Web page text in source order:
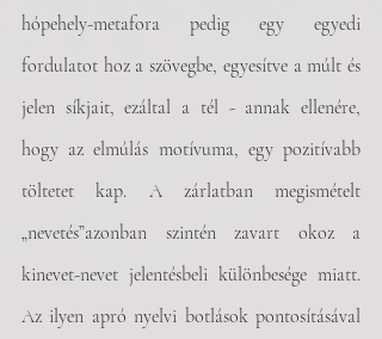
hópehely-metafora pedig egy egyedi
fordulatot hoz a szövegbe, egyesítve a múlt és
jelen síkjait, ezáltal a tél - annak ellenére,
hogy az elmúlás motívuma, egy pozitívabb
töltetet kap. A zárlatban megismételt
„nevetés”azonban szintén zavart okoz a
kinevet-nevet jelentésbeli különbesége miatt.
Az ilyen apró nyelvi botlások pontosításával